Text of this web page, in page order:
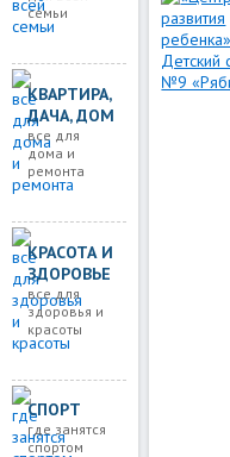
семьи
КВАРТИРА,
ДАЧА, ДОМ
все для
дома и
ремонта
КРАСОТА И
ЗДОРОВЬЕ
все для
здоровья и
красоты
СПОРТ
где занятся
спортом